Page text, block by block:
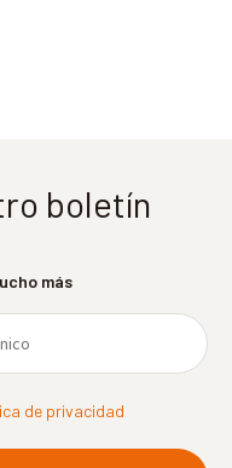
boletín
más
de privacidad